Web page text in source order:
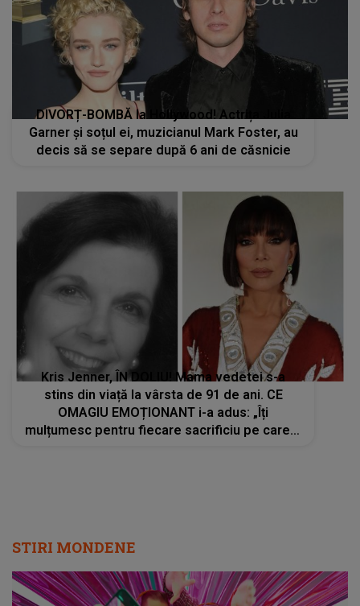
DIVORȚ-BOMBĂ la Hollywood! Actrița Julia
Garner și soțul ei, muzicianul Mark Foster, au
decis să se separe după 6 ani de căsnicie
Kris Jenner, ÎN DOLIU! Mama vedetei s-a
stins din viață la vârsta de 91 de ani. CE
OMAGIU EMOȚIONANT i-a adus: „Îți
mulțumesc pentru fiecare sacrificiu pe care l-
STIRI MONDENE